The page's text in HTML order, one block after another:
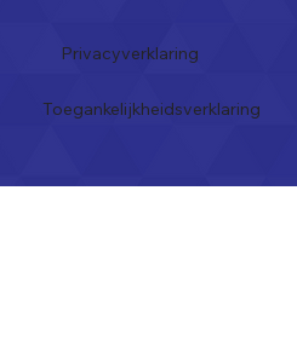
Privacyverklaring
Toegankelijkheidsverklaring